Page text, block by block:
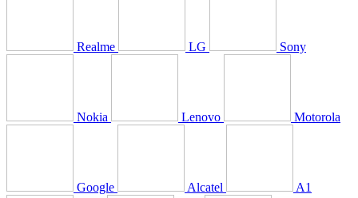
Realme LG Sony
Nokia Lenovo Motorola
Google Alcatel A1